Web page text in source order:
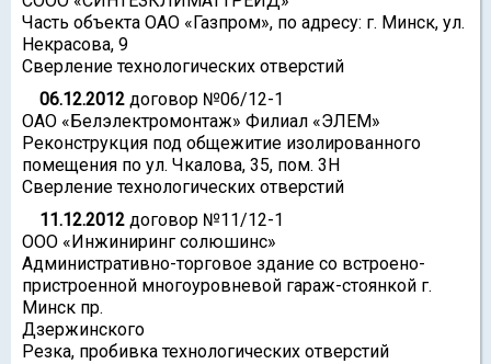
Часть объекта ОАО «Газпром», по адресу: г. Минск, ул.
Некрасова, 9
Сверление технологических отверстий
06.12.2012 договор №06/12-1
ОАО «Белэлектромонтаж» Филиал «ЭЛЕМ»
Реконструкция под общежитие изолированного
помещения по ул. Чкалова, 35, пом. 3Н
Сверление технологических отверстий
11.12.2012 договор №11/12-1
ООО «Инжиниринг солюшинс»
Административно-торговое здание со встроено-
пристроенной многоуровневой гараж-стоянкой г.
Минск пр.
Дзержинского
Резка, пробивка технологических отверстий